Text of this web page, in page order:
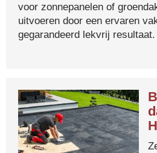
voor zonnepanelen of
uitvoeren door een ervaren
gegarandeerd lekvrij resultaat.